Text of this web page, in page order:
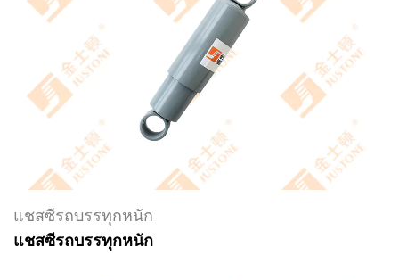
แชสซีรถบรรทุกหนัก
แชสซีรถบรรทุกหนัก